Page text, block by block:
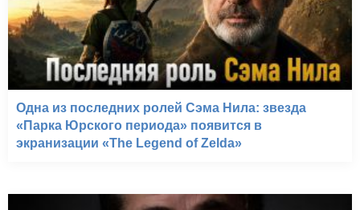
Одна из последних ролей Сэма Нила: звезда
«Парка Юрского периода» появится в
экранизации «The Legend of Zelda»